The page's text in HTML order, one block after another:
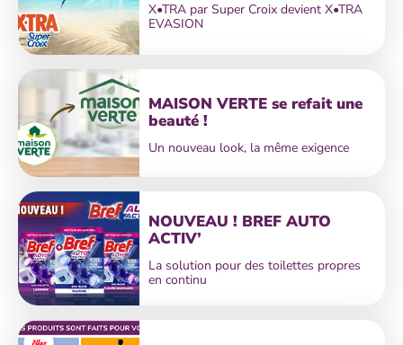
X•TRA par Super Croix devient X•TRA
EVASION
MAISON VERTE se refait une
beauté !
Un nouveau look, la même exigence
NOUVEAU ! BREF AUTO
ACTIV’
La solution pour des toilettes propres
en continu